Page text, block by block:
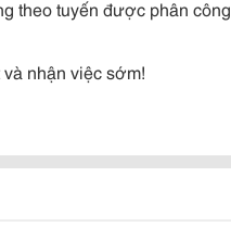
theo tuyến được phân công
nhận việc sớm!